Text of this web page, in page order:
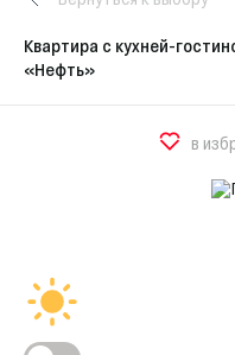
Квартира с кухней-
«Нефть»
в